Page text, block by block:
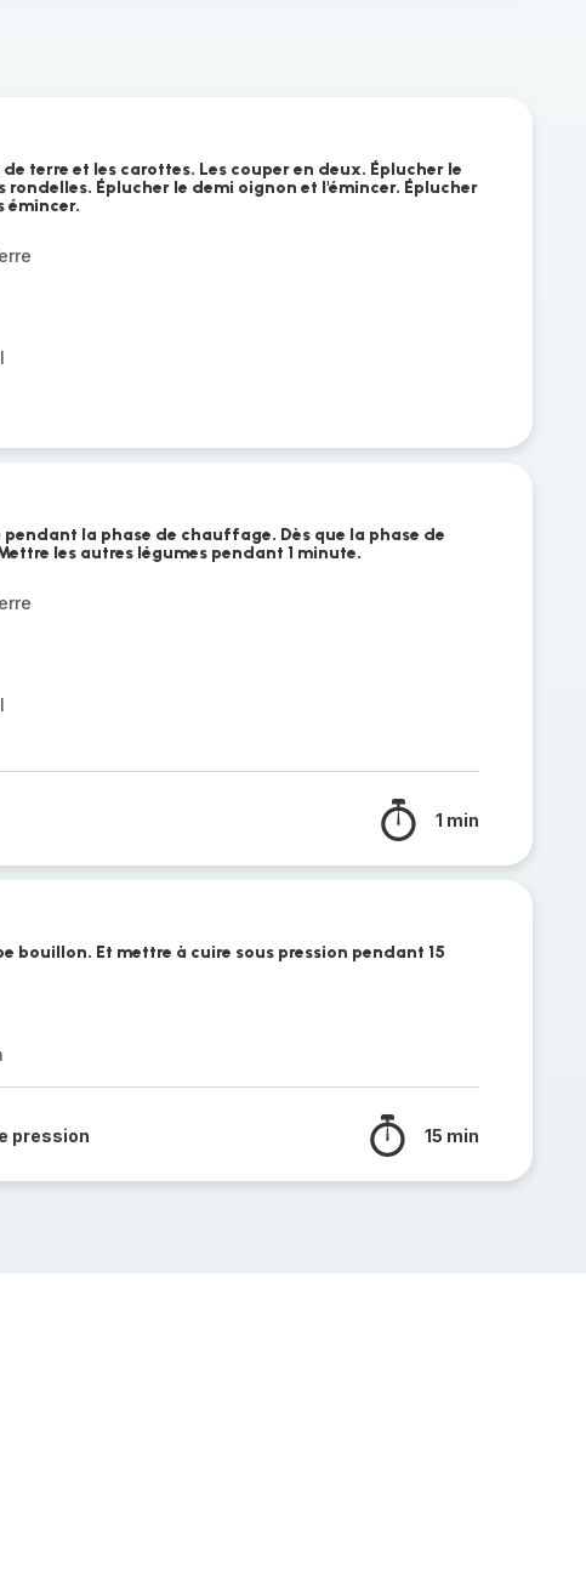
terre et les carottes. Les couper en deux. Éplucher le
rondelles. Éplucher le demi oignon et l'émincer. Éplucher
émincer.
la phase de chauffage. Dès que la phase de
les autres légumes pendant 1 minute.
1 min
bouillon. Et mettre à cuire sous pression pendant 15
pression 15 min